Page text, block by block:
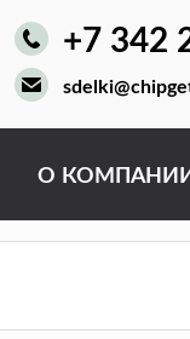
+7 342
О КОМПАНИИ